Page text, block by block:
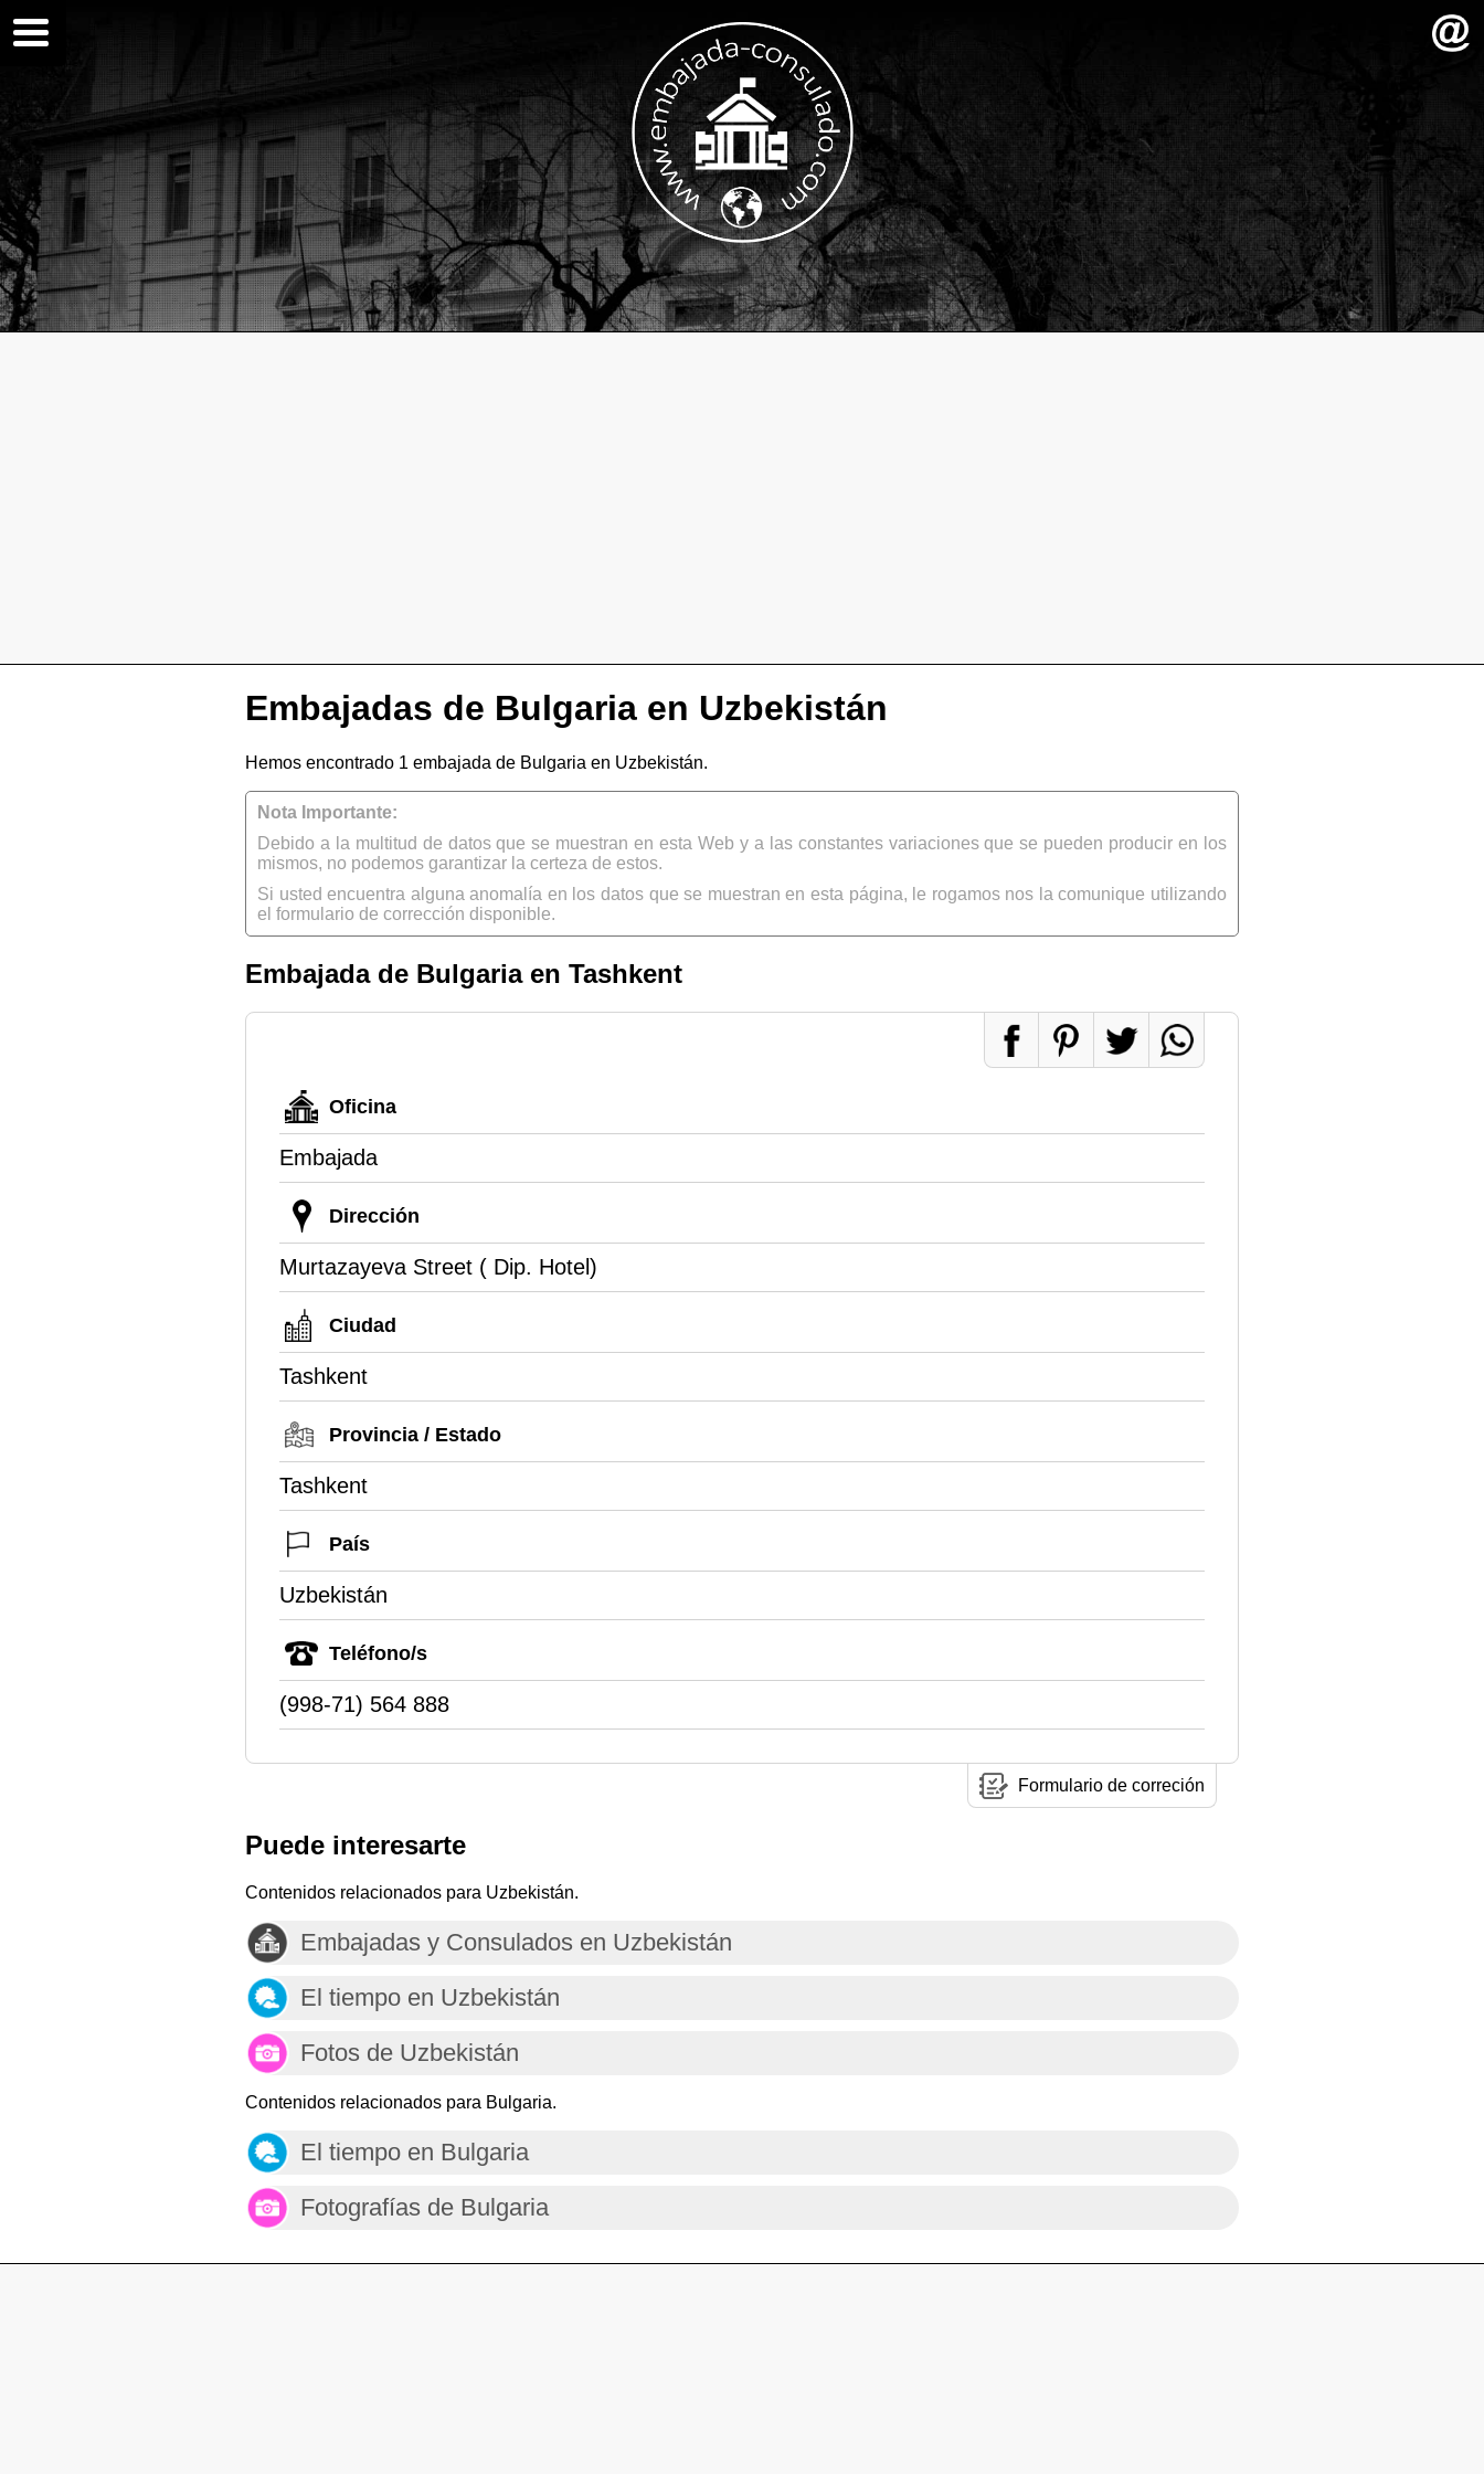
Embajadas de Bulgaria en Uzbekistán
Hemos encontrado 1 embajada de Bulgaria en Uzbekistán.
Nota Importante:
Debido a la multitud de datos que se muestran en esta Web y a las constantes variaciones que se pueden producir en los
mismos, no podemos garantizar la certeza de estos.
Si usted encuentra alguna anomalía en los datos que se muestran en esta página, le rogamos nos la comunique utilizando
el formulario de corrección disponible.
Embajada de Bulgaria en Tashkent
Oficina
Embajada
Dirección
Murtazayeva Street ( Dip. Hotel)
Ciudad
Tashkent
Provincia / Estado
Tashkent
País
Uzbekistán
Teléfono/s
(998-71) 564 888
Formulario de correción
Puede interesarte
Contenidos relacionados para Uzbekistán.
Embajadas y Consulados en Uzbekistán
El tiempo en Uzbekistán
Fotos de Uzbekistán
Contenidos relacionados para Bulgaria.
El tiempo en Bulgaria
Fotografías de Bulgaria